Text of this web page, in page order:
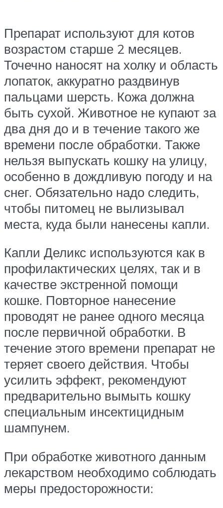
Препарат используют для котов
возрастом старше 2 месяцев.
Точечно наносят на холку и область
лопаток, аккуратно раздвинув
пальцами шерсть. Кожа должна
быть сухой. Животное не купают за
два дня до и в течение такого же
времени после обработки. Также
нельзя выпускать кошку на улицу,
особенно в дождливую погоду и на
снег. Обязательно надо следить,
чтобы питомец не вылизывал
места, куда были нанесены капли.
Капли Деликс используются как в
профилактических целях, так и в
качестве экстренной помощи
кошке. Повторное нанесение
проводят не ранее одного месяца
после первичной обработки. В
течение этого времени препарат не
теряет своего действия. Чтобы
усилить эффект, рекомендуют
предварительно вымыть кошку
специальным инсектицидным
шампунем.
При обработке животного данным
лекарством необходимо соблюдать
меры предосторожности: